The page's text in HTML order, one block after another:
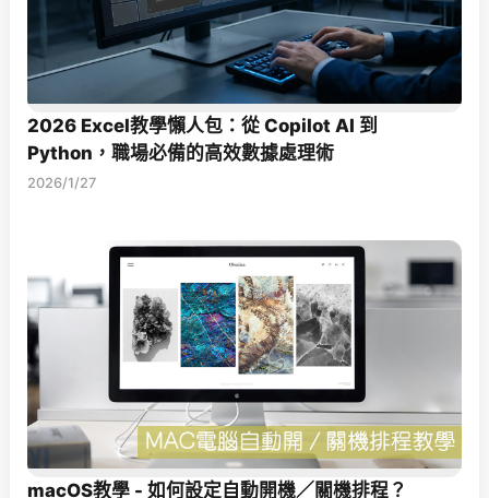
2026 Excel教學懶人包：從 Copilot AI 到
Python，職場必備的高效數據處理術
2026/1/27
macOS教學 - 如何設定自動開機／關機排程？